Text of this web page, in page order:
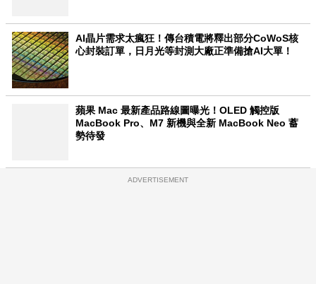
AI晶片需求太瘋狂！傳台積電將釋出部分CoWoS核
心封裝訂單，日月光等封測大廠正準備搶AI大單！
蘋果 Mac 最新產品路線圖曝光！OLED 觸控版
MacBook Pro、M7 新機與全新 MacBook Neo 蓄
勢待發
ADVERTISEMENT